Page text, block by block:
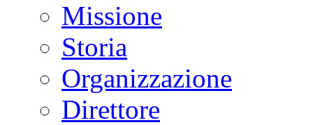
Missione
Storia
Organizzazione
Direttore